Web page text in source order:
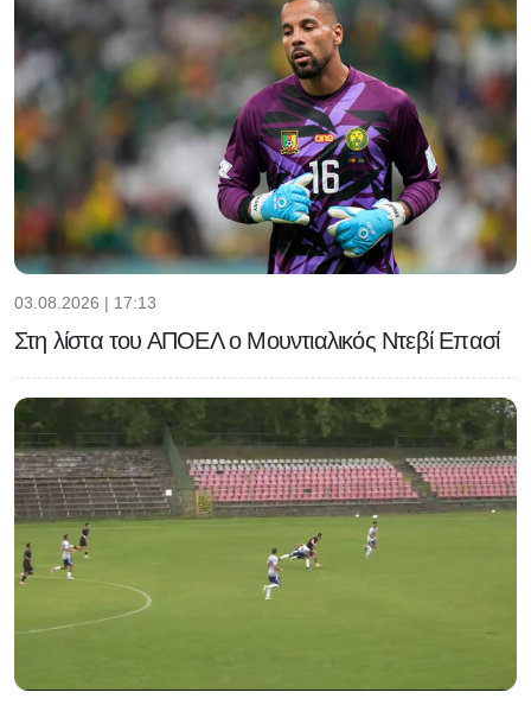
03.08.2026 | 17:13
Στη λίστα του ΑΠΟΕΛ ο Μουντιαλικός Ντεβί Επασί